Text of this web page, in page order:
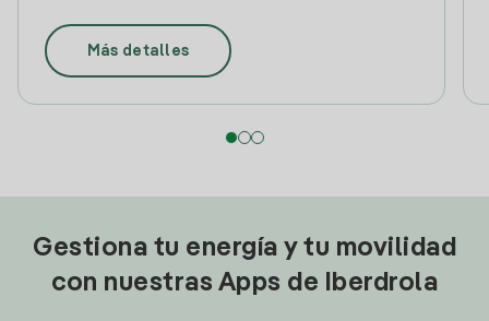
Más detalles
Gestiona tu energía y tu movilidad
con nuestras Apps de Iberdrola